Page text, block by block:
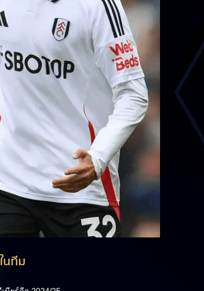
นทีม